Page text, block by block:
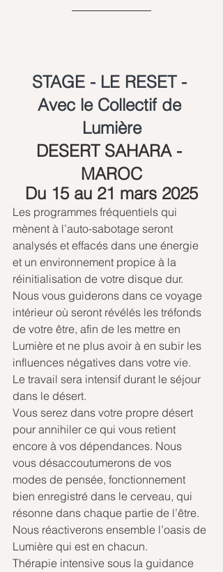
STAGE - LE RESET -
Avec le Collectif de
Lumière
DESERT SAHARA -
MAROC
Du 15 au 21 mars 2025
Les programmes fréquentiels qui
mènent à l’auto-sabotage seront
analysés et effacés dans une énergie
et un environnement propice à la
réinitialisation de votre disque dur.
Nous vous guiderons dans ce voyage
intérieur où seront révélés les tréfonds
de votre être, afin de les mettre en
Lumière et ne plus avoir à en subir les
influences négatives dans votre vie.
Le travail sera intensif durant le séjour
dans le désert.
Vous serez dans votre propre désert
pour annihiler ce qui vous retient
encore à vos dépendances. Nous
vous désaccoutumerons de vos
modes de pensée, fonctionnement
bien enregistré dans le cerveau, qui
résonne dans chaque partie de l’être.
Nous réactiverons ensemble l’oasis de
Lumière qui est en chacun.
Thérapie intensive sous la guidance